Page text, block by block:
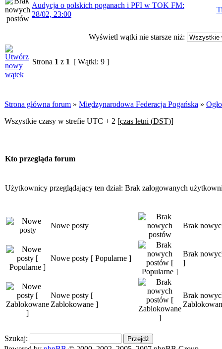
Audycja o polskich poganach i PFI w TOK FM:
28/02, 23:00
Wyświetl wątki nie starsze niż:
Strona 1 z 1 [ Wątki: 9 ]
Strona główna forum » Międzynarodowa Federacja Pogańska »
Wszystkie czasy w strefie UTC + 2 [czas letni (DST)]
Kto przegląda forum
Użytkownicy przeglądający ten dział: Brak zalogowanych
Nowe posty Brak
Nowe posty [ Popularne ]
Brak
]
Nowe posty [
Zablokowane ]
Brak
Szukaj: